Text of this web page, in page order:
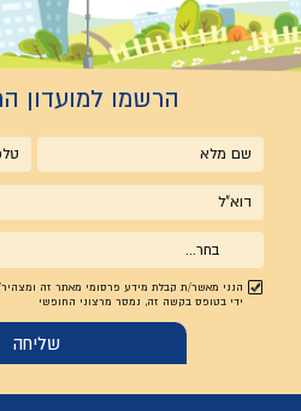
הרשמו למועדון
שם
מלא
טלפון
אימייל
בחר...
הנני מאשר/ת קבלת מידע פרסומי מאתר זה
ידי בטופס בקשה זה, נמסר מרצוני החופשי